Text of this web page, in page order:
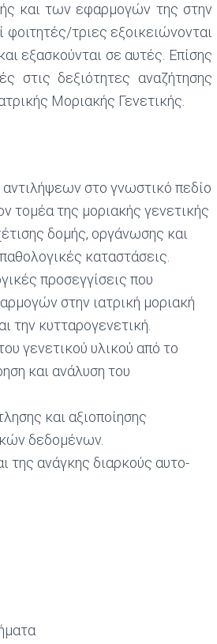
και των εφαρμογών της στην
φοιτητές/τριες εξοικειώνονται
εξασκούνται σε αυτές. Επίσης
στις δεξιότητες αναζήτησης
Μοριακής Γενετικής.
στο γνωστικό πεδίο
τομέα της μοριακής γενετικής
δομής, οργάνωσης και
καταστάσεις.
προσεγγίσεις που
στην ιατρική μοριακή
την κυτταρογενετική.
γενετικού υλικού από το
και ανάλυση του
και αξιοποίησης
δεδομένων.
της ανάγκης διαρκούς αυτο-